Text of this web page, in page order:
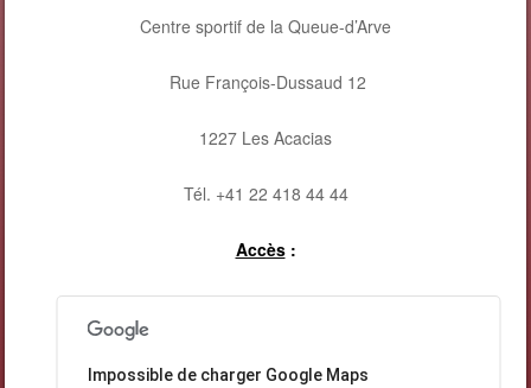
Centre sportif de la Queue-d’Arve
Rue François-Dussaud 12
1227 Les Acacias
Tél. +41 22 418 44 44
Accès:
Impossible de charger Google Maps